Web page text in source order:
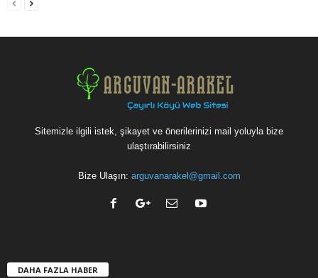
Sitemizle ilgili istek, şikayet ve önerilerinizi mail yoluyla bize
ulaştırabilirsiniz
Bize Ulaşın: arguvanarakel@gmail.com
DAHA FAZLA HABER